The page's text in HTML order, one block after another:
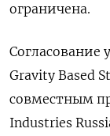
ограничена.
Согласование
Gravity Based
совместным
Industries